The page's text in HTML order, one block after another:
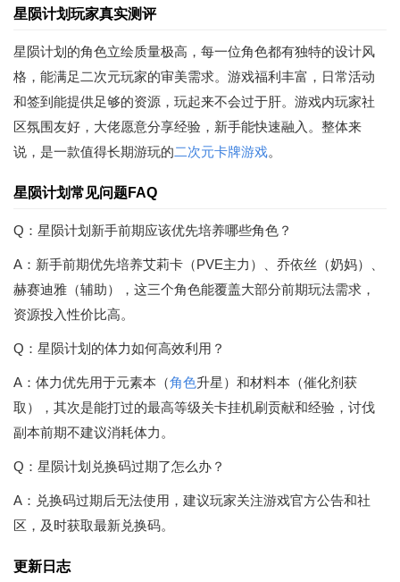
星陨计划玩家真实测评
星陨计划的角色立绘质量极高，每一位角色都有独特的设计风
格，能满足二次元玩家的审美需求。游戏福利丰富，日常活动
和签到能提供足够的资源，玩起来不会过于肝。游戏内玩家社
区氛围友好，大佬愿意分享经验，新手能快速融入。整体来
说，是一款值得长期游玩的二次元卡牌游戏。
星陨计划常见问题FAQ
Q：星陨计划新手前期应该优先培养哪些角色？
A：新手前期优先培养艾莉卡（PVE主力）、乔依丝（奶妈）、
赫赛迪雅（辅助），这三个角色能覆盖大部分前期玩法需求，
资源投入性价比高。
Q：星陨计划的体力如何高效利用？
A：体力优先用于元素本（角色升星）和材料本（催化剂获
取），其次是能打过的最高等级关卡挂机刷贡献和经验，讨伐
副本前期不建议消耗体力。
Q：星陨计划兑换码过期了怎么办？
A：兑换码过期后无法使用，建议玩家关注游戏官方公告和社
区，及时获取最新兑换码。
更新日志